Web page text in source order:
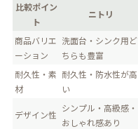
比較ポイン
ト
ニトリ
商品バリエ
ーション
洗面台・シンク用ど
ちらも豊富
耐久性・素
材
耐久性・防水性が高
い
デザイン性
シンプル・高級感・
おしゃれ感あり